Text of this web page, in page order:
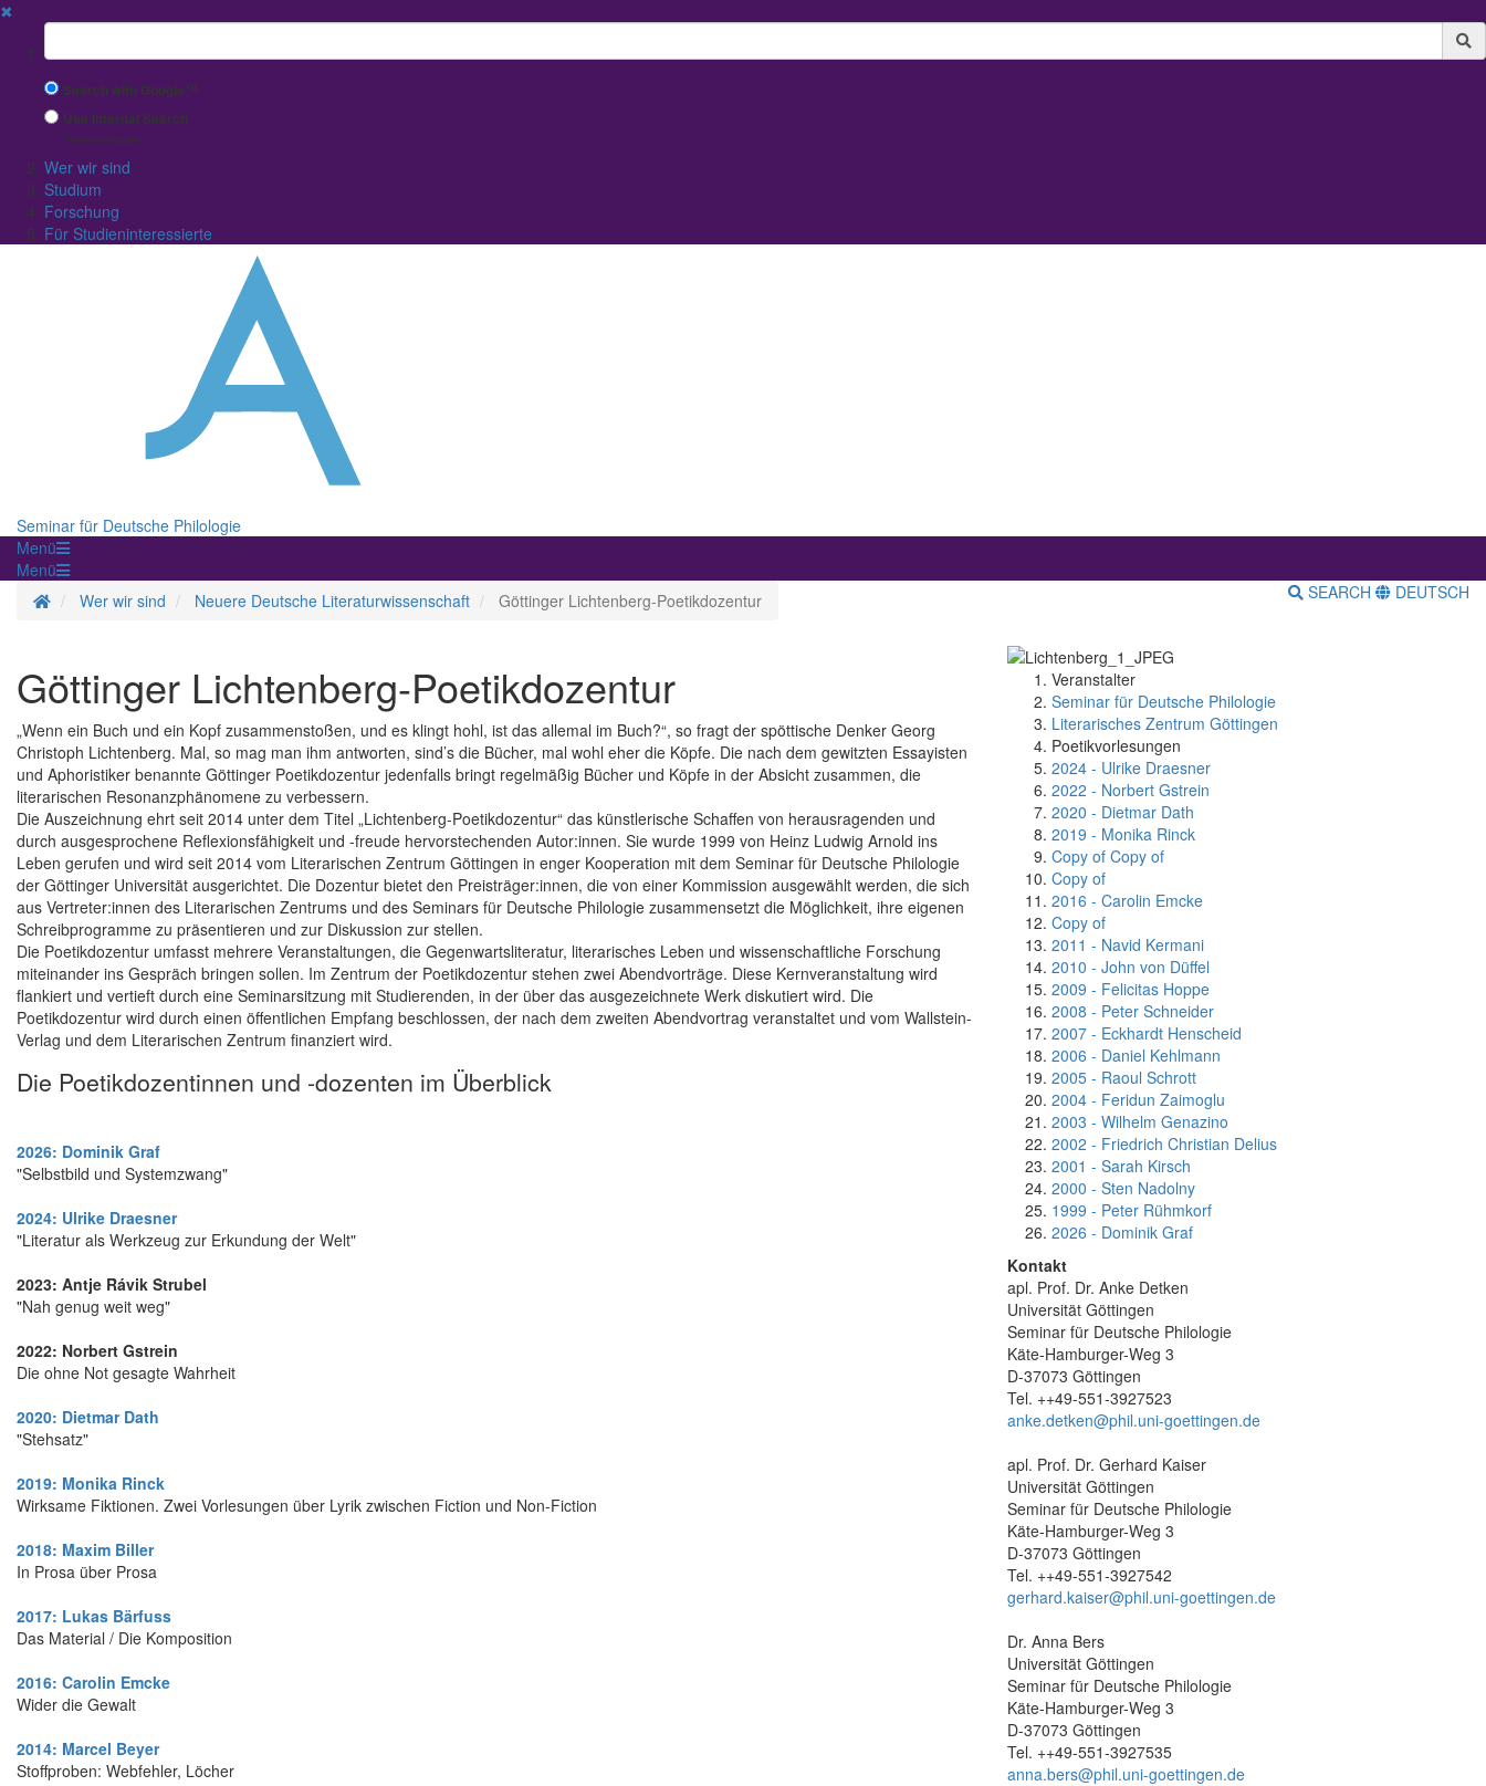
✖
Suchbegriff
Search with Google™
Use Internal Search
(limited result quality)
Wer wir sind
Studium
Forschung
Für Studieninteressierte
Seminar für Deutsche Philologie
Menü
Menü
Homepage
Wer wir sind Neuere Deutsche Literaturwissenschaft Göttinger Lichtenberg-Poetikdozentur SEARCH DEUTSCH
Göttinger Lichtenberg-Poetikdozentur
„Wenn ein Buch und ein Kopf zusammenstoßen, und es klingt hohl, ist das allemal im Buch?“, so fragt der spöttische Denker Georg
Christoph Lichtenberg. Mal, so mag man ihm antworten, sind’s die Bücher, mal wohl eher die Köpfe. Die nach dem gewitzten Essayisten
und Aphoristiker benannte Göttinger Poetikdozentur jedenfalls bringt regelmäßig Bücher und Köpfe in der Absicht zusammen, die
literarischen Resonanzphänomene zu verbessern.
Die Auszeichnung ehrt seit 2014 unter dem Titel „Lichtenberg-Poetikdozentur“ das künstlerische Schaffen von herausragenden und
durch ausgesprochene Reflexionsfähigkeit und -freude hervorstechenden Autor:innen. Sie wurde 1999 von Heinz Ludwig Arnold ins
Leben gerufen und wird seit 2014 vom Literarischen Zentrum Göttingen in enger Kooperation mit dem Seminar für Deutsche Philologie
der Göttinger Universität ausgerichtet. Die Dozentur bietet den Preisträger:innen, die von einer Kommission ausgewählt werden, die sich
aus Vertreter:innen des Literarischen Zentrums und des Seminars für Deutsche Philologie zusammensetzt die Möglichkeit, ihre eigenen
Schreibprogramme zu präsentieren und zur Diskussion zur stellen.
Die Poetikdozentur umfasst mehrere Veranstaltungen, die Gegenwartsliteratur, literarisches Leben und wissenschaftliche Forschung
miteinander ins Gespräch bringen sollen. Im Zentrum der Poetikdozentur stehen zwei Abendvorträge. Diese Kernveranstaltung wird
flankiert und vertieft durch eine Seminarsitzung mit Studierenden, in der über das ausgezeichnete Werk diskutiert wird. Die
Poetikdozentur wird durch einen öffentlichen Empfang beschlossen, der nach dem zweiten Abendvortrag veranstaltet und vom Wallstein-
Verlag und dem Literarischen Zentrum finanziert wird.
Die Poetikdozentinnen und -dozenten im Überblick
2026: Dominik Graf
"Selbstbild und Systemzwang"
2024: Ulrike Draesner
"Literatur als Werkzeug zur Erkundung der Welt"
2023: Antje Rávik Strubel
"Nah genug weit weg"
2022: Norbert Gstrein
Die ohne Not gesagte Wahrheit
2020: Dietmar Dath
"Stehsatz"
2019: Monika Rinck
Wirksame Fiktionen. Zwei Vorlesungen über Lyrik zwischen Fiction und Non-Fiction
2018: Maxim Biller
In Prosa über Prosa
2017: Lukas Bärfuss
Das Material / Die Komposition
2016: Carolin Emcke
Wider die Gewalt
2014: Marcel Beyer
Stoffproben: Webfehler, Löcher
Veranstalter
Seminar für Deutsche Philologie
Literarisches Zentrum Göttingen
Poetikvorlesungen
2024 - Ulrike Draesner
2022 - Norbert Gstrein
2020 - Dietmar Dath
2019 - Monika Rinck
Copy of Copy of
Copy of
2016 - Carolin Emcke
Copy of
2011 - Navid Kermani
2010 - John von Düffel
2009 - Felicitas Hoppe
2008 - Peter Schneider
2007 - Eckhardt Henscheid
2006 - Daniel Kehlmann
2005 - Raoul Schrott
2004 - Feridun Zaimoglu
2003 - Wilhelm Genazino
2002 - Friedrich Christian Delius
2001 - Sarah Kirsch
2000 - Sten Nadolny
1999 - Peter Rühmkorf
2026 - Dominik Graf
Kontakt
apl. Prof. Dr. Anke Detken
Universität Göttingen
Seminar für Deutsche Philologie
Käte-Hamburger-Weg 3
D-37073 Göttingen
Tel. ++49-551-3927523
anke.detken@phil.uni-goettingen.de
apl. Prof. Dr. Gerhard Kaiser
Universität Göttingen
Seminar für Deutsche Philologie
Käte-Hamburger-Weg 3
D-37073 Göttingen
Tel. ++49-551-3927542
gerhard.kaiser@phil.uni-goettingen.de
Dr. Anna Bers
Universität Göttingen
Seminar für Deutsche Philologie
Käte-Hamburger-Weg 3
D-37073 Göttingen
Tel. ++49-551-3927535
anna.bers@phil.uni-goettingen.de